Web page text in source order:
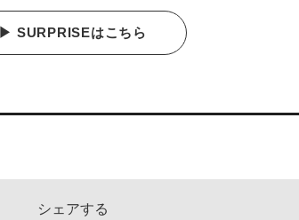
▶ SURPRISEはこちら
シェアする